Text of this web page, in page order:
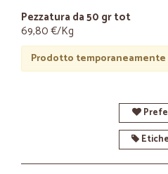
Pezzatura da 50 gr tot
69,80 €/Kg
Prodotto